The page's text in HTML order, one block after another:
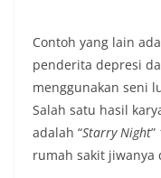
Contoh yang lain
penderita depresi
menggunakan seni
Salah satu hasil
adalah “Starry Night
rumah sakit jiwanya